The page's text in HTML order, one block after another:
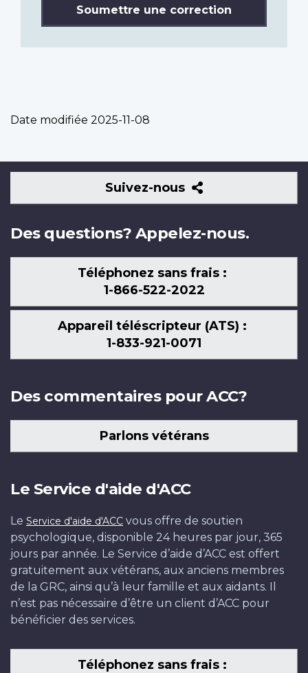
Soumettre une correction
Date modifiée 2025-11-08
Suivez-nous
Suivez-
nous
Des questions? Appelez-nous.
Téléphonez sans frais :
1-866-522-2022
Appareil téléscripteur (ATS) :
1-833-921-0071
Des commentaires pour ACC?
Parlons vétérans
Le Service d'aide d'ACC
Le Service d'aide d'ACC vous offre de soutien
psychologique, disponible 24 heures par jour, 365
jours par année. Le Service d’aide d’ACC est offert
gratuitement aux vétérans, aux anciens membres
de la GRC, ainsi qu’à leur famille et aux aidants. Il
n’est pas nécessaire d’être un client d’ACC pour
bénéficier des services.
Téléphonez sans frais :